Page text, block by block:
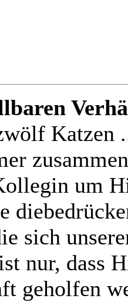
Katzen
um
sich
nur, dass
geholfen